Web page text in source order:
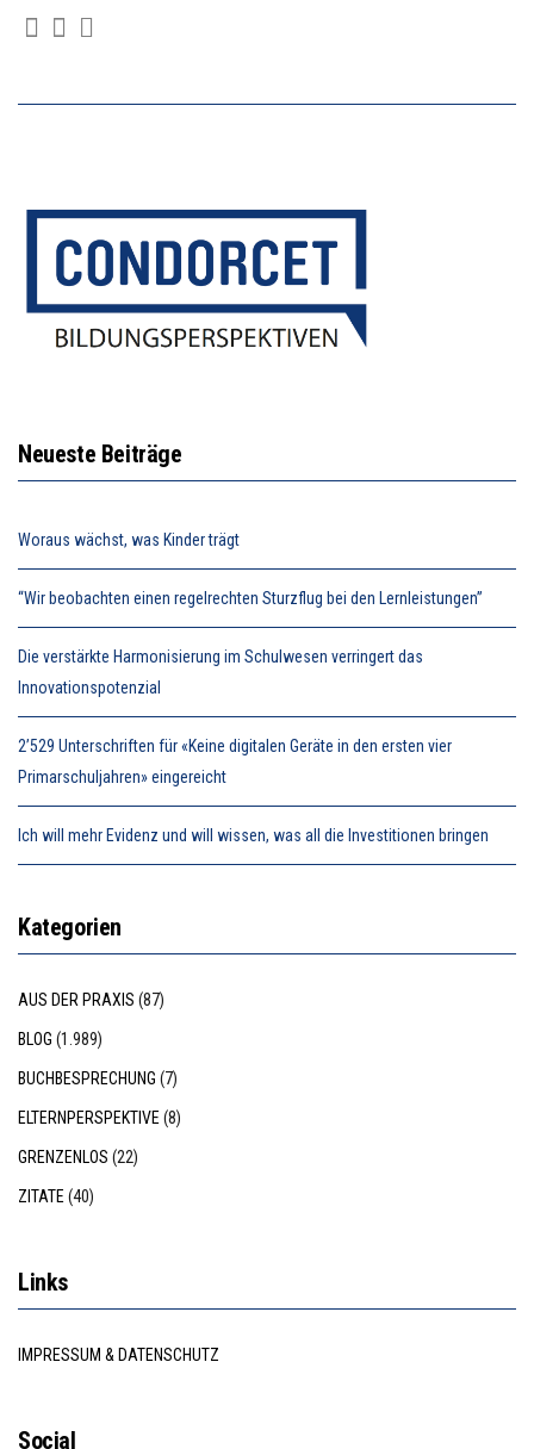
Neueste Beiträge
Woraus wächst, was Kinder trägt
“Wir beobachten einen regelrechten Sturzflug bei den Lernleistungen”
Die verstärkte Harmonisierung im Schulwesen verringert das
Innovationspotenzial
2’529 Unterschriften für «Keine digitalen Geräte in den ersten vier
Primarschuljahren» eingereicht
Ich will mehr Evidenz und will wissen, was all die Investitionen bringen
Kategorien
AUS DER PRAXIS (87)
BLOG (1.989)
BUCHBESPRECHUNG (7)
ELTERNPERSPEKTIVE (8)
GRENZENLOS (22)
ZITATE (40)
Links
IMPRESSUM & DATENSCHUTZ
Social